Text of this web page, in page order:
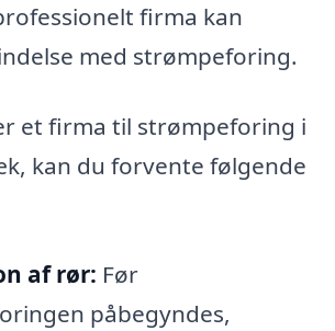
firma kan
med strømpeforing.
et firma til strømpeforing i
kan du forvente følgende
af rør: Før
påbegyndes,